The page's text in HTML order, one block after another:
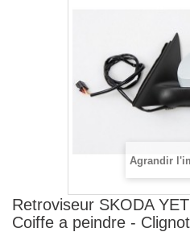
Agrandir
Retroviseur SKODA
Coiffe a peindre -